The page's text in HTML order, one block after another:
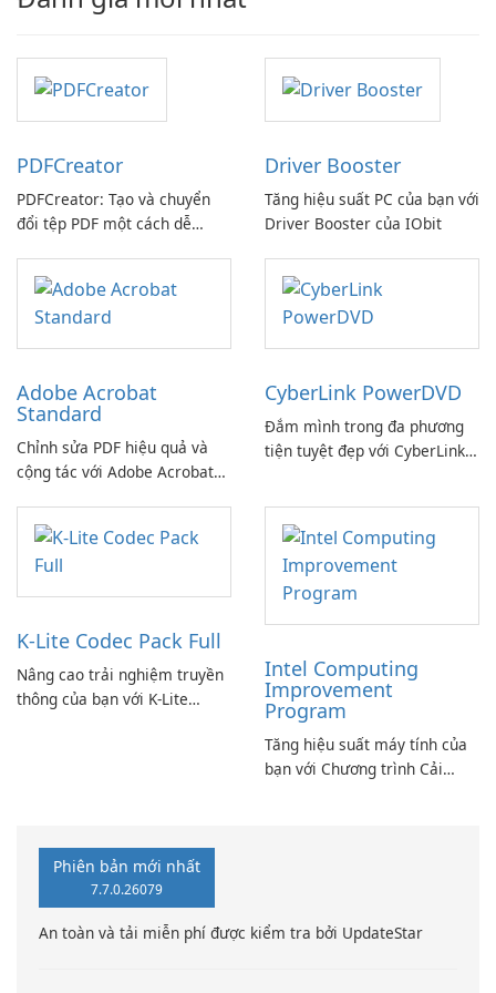
PDFCreator
PDFCreator: Tạo và chuyển
đổi tệp PDF một cách dễ
Driver Booster
Tăng hiệu suất PC của bạn với
Driver Booster của IObit
Adobe Acrobat
Standard
Chỉnh sửa PDF hiệu quả và
cộng tác với Adobe Acrobat
CyberLink PowerDVD
Đắm mình trong đa phương
tiện tuyệt đẹp với CyberLink
K-Lite Codec Pack Full
Nâng cao trải nghiệm truyền
thông của bạn với K-Lite
Intel Computing
Improvement
Program
Tăng hiệu suất máy tính của
bạn với Chương trình Cải
Phiên bản mới nhất
7.7.0.26079
An toàn và tải miễn phí được kiểm tra bởi UpdateStar